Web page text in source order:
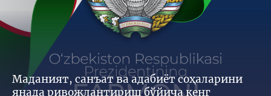
Маданият, санъат ва адабиёт соҳаларини
янада ривожлантириш бўйича кенг